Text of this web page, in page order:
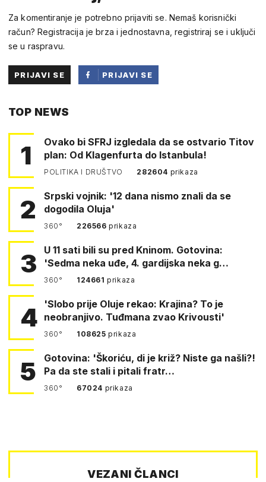
Za komentiranje je potrebno prijaviti se. Nemaš korisnički
račun? Registracija je brza i jednostavna, registriraj se i uključi
se u raspravu.
PRIJAVI SE
PRIJAVI SE
TOP NEWS
1
Ovako bi SFRJ izgledala da se ostvario Titov
plan: Od Klagenfurta do Istanbula!
POLITIKA I DRUŠTVO 282604 prikaza
2
Srpski vojnik: '12 dana nismo znali da se
dogodila Oluja'
360° 226566prikaza
3
U 11 sati bili su pred Kninom. Gotovina:
'Sedma neka uđe, 4. gardijska neka g…
360° 124661prikaza
4
'Slobo prije Oluje rekao: Krajina? To je
neobranjivo. Tuđmana zvao Krivousti'
360° 108625prikaza
5
Gotovina: 'Škoriću, di je križ? Niste ga našli?!
Pa da ste stali i pitali fratr…
360° 67024 prikaza
VEZANI ČLANCI